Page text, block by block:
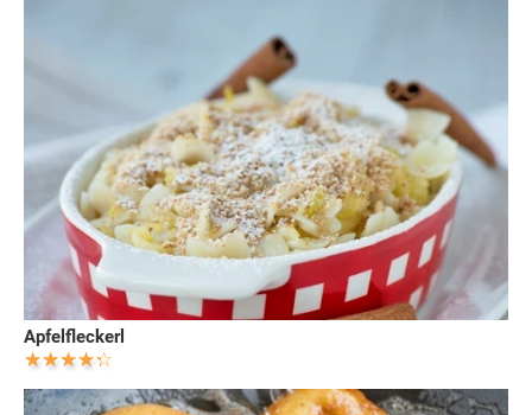
Apfelfleckerl